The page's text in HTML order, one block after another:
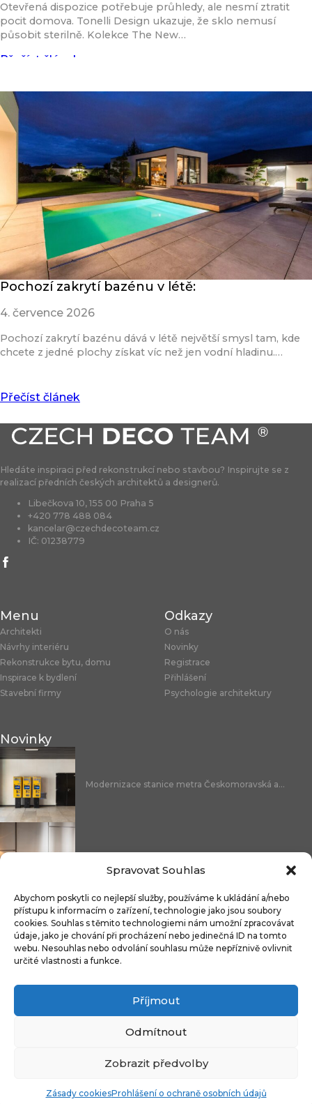
Spravovat Souhlas
Abychom poskytli co nejlepší služby, používáme k ukládání a/nebo
přístupu k informacím o zařízení, technologie jako jsou soubory
cookies. Souhlas s těmito technologiemi nám umožní zpracovávat
údaje, jako je chování při procházení nebo jedinečná ID na tomto
webu. Nesouhlas nebo odvolání souhlasu může nepříznivě ovlivnit
určité vlastnosti a funkce.
Příjmout
Odmítnout
Zobrazit předvolby
Zásady cookiesProhlášení o ochraně osobních údajů
Otevřená dispozice potřebuje průhledy, ale nesmí ztratit
pocit domova. Tonelli Design ukazuje, že sklo nemusí
působit sterilně. Kolekce The New…
Přečíst článek
Pochozí zakrytí bazénu v létě:
4. července 2026
Pochozí zakrytí bazénu dává v létě největší smysl tam, kde
chcete z jedné plochy získat víc než jen vodní hladinu.…
Přečíst článek
Hledáte inspiraci před rekonstrukcí nebo stavbou? Inspirujte se z
realizací předních českých architektů a designerů.
Libečkova 10, 155 00 Praha 5
+420 778 488 084
kancelar@czechdecoteam.cz
IČ: 01238779
Menu
Architekti
Návrhy interiéru
Rekonstrukce bytu, domu
Inspirace k bydlení
Stavební firmy
Odkazy
O nás
Novinky
Registrace
Přihlášení
Psychologie architektury
Novinky
Modernizace stanice metra Českomoravská a...
Čistitelné látky s technologií FibreGuard®:...
Copyright © 2009-2024 CZECH DECO TEAM. All rights reserved.